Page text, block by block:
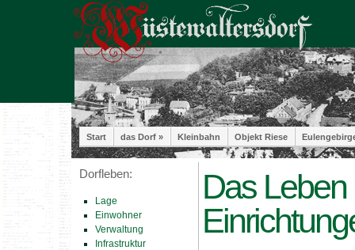
Start das Dorf » Kleinbahn Objekt Riese
Dorfleben:
Lage
Einwohner
Verwaltung
Infrastruktur
Das Leben